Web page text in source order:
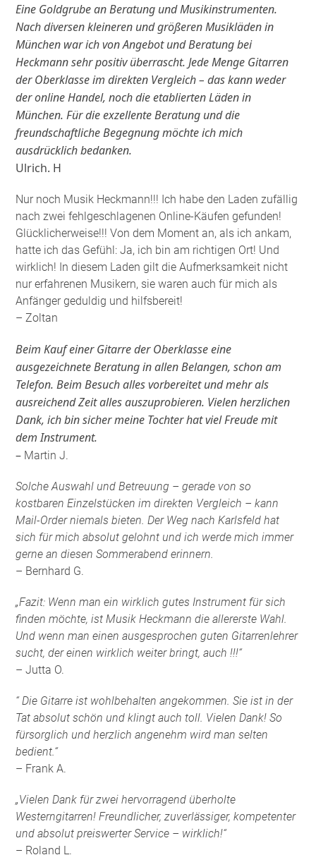
Eine Goldgrube an Beratung und Musikinstrumenten.
Nach diversen kleineren und größeren Musikläden in
München war ich von Angebot und Beratung bei
Heckmann sehr positiv überrascht. Jede Menge Gitarren
der Oberklasse im direkten Vergleich – das kann weder
der online Handel, noch die etablierten Läden in
München. Für die exzellente Beratung und die
freundschaftliche Begegnung möchte ich mich
ausdrücklich bedanken.
Ulrich. H
Nur noch Musik Heckmann!!! Ich habe den Laden zufällig
nach zwei fehlgeschlagenen Online-Käufen gefunden!
Glücklicherweise!!! Von dem Moment an, als ich ankam,
hatte ich das Gefühl: Ja, ich bin am richtigen Ort! Und
wirklich! In diesem Laden gilt die Aufmerksamkeit nicht
nur erfahrenen Musikern, sie waren auch für mich als
Anfänger geduldig und hilfsbereit!
– Zoltan
Beim Kauf einer Gitarre der Oberklasse eine
ausgezeichnete Beratung in allen Belangen, schon am
Telefon. Beim Besuch alles vorbereitet und mehr als
ausreichend Zeit alles auszuprobieren. Vielen herzlichen
Dank, ich bin sicher meine Tochter hat viel Freude mit
dem Instrument.
– Martin J.
Solche Auswahl und Betreuung – gerade von so
kostbaren Einzelstücken im direkten Vergleich – kann
Mail-Order niemals bieten. Der Weg nach Karlsfeld hat
sich für mich absolut gelohnt und ich werde mich immer
gerne an diesen Sommerabend erinnern.
– Bernhard G.
„Fazit: Wenn man ein wirklich gutes Instrument für sich
finden möchte, ist Musik Heckmann die allererste Wahl.
Und wenn man einen ausgesprochen guten Gitarrenlehrer
sucht, der einen wirklich weiter bringt, auch !!!“
– Jutta O.
“ Die Gitarre ist wohlbehalten angekommen. Sie ist in der
Tat absolut schön und klingt auch toll. Vielen Dank! So
fürsorglich und herzlich angenehm wird man selten
bedient.“
– Frank A.
„Vielen Dank für zwei hervorragend überholte
Westerngitarren! Freundlicher, zuverlässiger, kompetenter
und absolut preiswerter Service – wirklich!“
– Roland L.